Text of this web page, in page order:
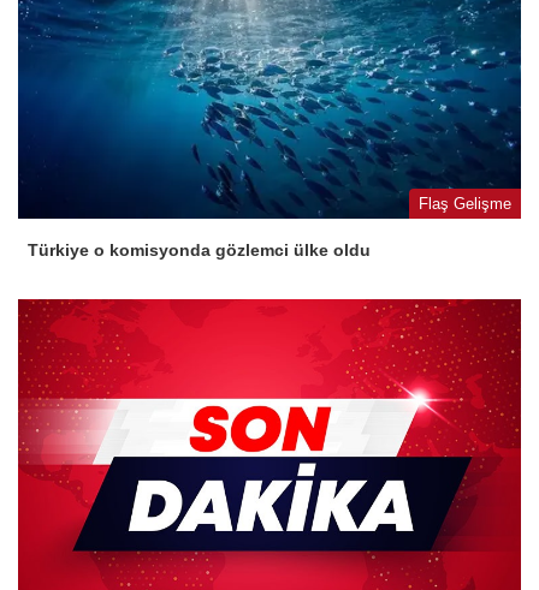
Flaş Gelişme
Türkiye o komisyonda gözlemci ülke oldu